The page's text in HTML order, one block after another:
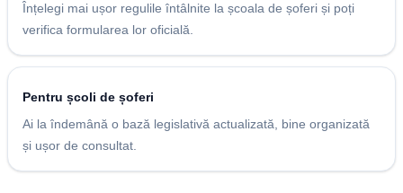
Înțelegi mai ușor regulile întâlnite la școala de șoferi și poți
verifica formularea lor oficială.
Pentru școli de șoferi
Ai la îndemână o bază legislativă actualizată, bine organizată
și ușor de consultat.